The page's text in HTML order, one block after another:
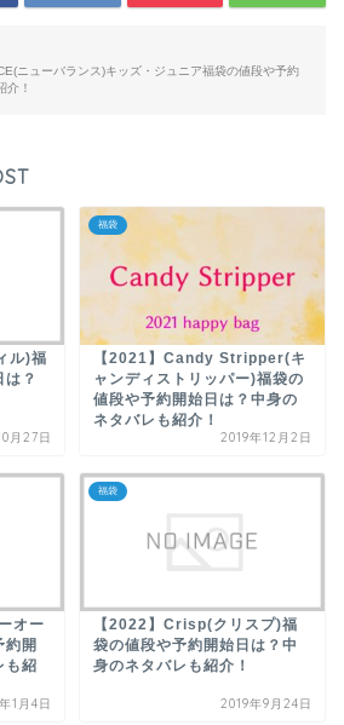
ニューバランス)キッズ・ジュニア福袋の値段や予約
介！
ル)福
は？
月27日
福袋
【2021】Candy Stripper(キ
ャンディストリッパー)福袋の
値段や予約開始日は？中身の
ネタバレも紹介！
2019年12月2日
オー
約開
も紹
1月4日
福袋
【2022】Crisp(クリスプ)福
袋の値段や予約開始日は？中
身のネタバレも紹介！
2019年9月24日